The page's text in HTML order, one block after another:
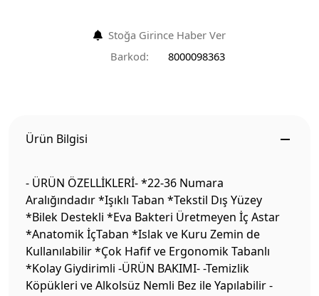
Stoğa Girince Haber Ver
Barkod:
8000098363
Ürün Bilgisi
- ÜRÜN ÖZELLİKLERİ- *22-36 Numara
Aralığındadır *Işıklı Taban *Tekstil Dış Yüzey
*Bilek Destekli *Eva Bakteri Üretmeyen İç Astar
*Anatomik İçTaban *Islak ve Kuru Zemin de
Kullanılabilir *Çok Hafif ve Ergonomik Tabanlı
*Kolay Giydirimli -ÜRÜN BAKIMI- -Temizlik
Köpükleri ve Alkolsüz Nemli Bez ile Yapılabilir -